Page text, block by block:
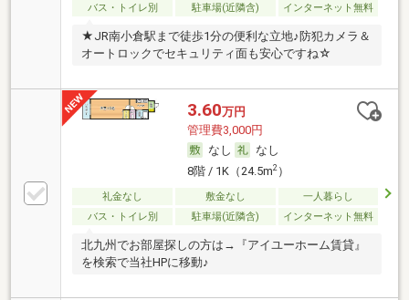
バス・トイレ別
駐車場(近隣含) インターネット無料
★JR南小倉駅まで徒歩1分の便利な立地♪防犯カメラ＆
オートロックでセキュリティ面も安心ですね☆
3.60万円
管理費3,000円
なし
なし
8階 / 1K（24.5m2）
礼金なし 敷金なし
一人暮らし
バス・トイレ別
駐車場(近隣含) インターネット無料
北九州でお部屋探しの方は→『アイユーホーム賃貸』
を検索で当社HPに移動♪